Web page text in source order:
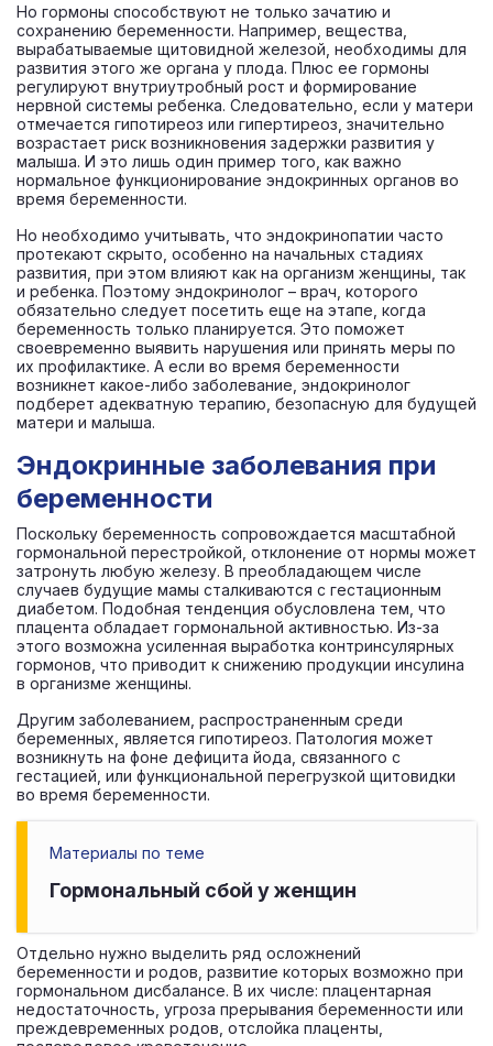
Но гормоны способствуют не только зачатию и
сохранению беременности. Например, вещества,
вырабатываемые щитовидной железой, необходимы для
развития этого же органа у плода. Плюс ее гормоны
регулируют внутриутробный рост и формирование
нервной системы ребенка. Следовательно, если у матери
отмечается гипотиреоз или гипертиреоз, значительно
возрастает риск возникновения задержки развития у
малыша. И это лишь один пример того, как важно
нормальное функционирование эндокринных органов во
время беременности.
Но необходимо учитывать, что эндокринопатии часто
протекают скрыто, особенно на начальных стадиях
развития, при этом влияют как на организм женщины, так
и ребенка. Поэтому эндокринолог – врач, которого
обязательно следует посетить еще на этапе, когда
беременность только планируется. Это поможет
своевременно выявить нарушения или принять меры по
их профилактике. А если во время беременности
возникнет какое-либо заболевание, эндокринолог
подберет адекватную терапию, безопасную для будущей
матери и малыша.
Эндокринные заболевания при
беременности
Поскольку беременность сопровождается масштабной
гормональной перестройкой, отклонение от нормы может
затронуть любую железу. В преобладающем числе
случаев будущие мамы сталкиваются с гестационным
диабетом. Подобная тенденция обусловлена тем, что
плацента обладает гормональной активностью. Из-за
этого возможна усиленная выработка контринсулярных
гормонов, что приводит к снижению продукции инсулина
в организме женщины.
Другим заболеванием, распространенным среди
беременных, является гипотиреоз. Патология может
возникнуть на фоне дефицита йода, связанного с
гестацией, или функциональной перегрузкой щитовидки
во время беременности.
Материалы по теме
Гормональный сбой у женщин
Отдельно нужно выделить ряд осложнений
беременности и родов, развитие которых возможно при
гормональном дисбалансе. В их числе: плацентарная
недостаточность, угроза прерывания беременности или
преждевременных родов, отслойка плаценты,